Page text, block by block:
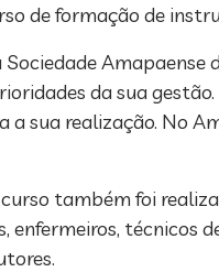
de formação de
Sociedade
da sua
a sua realização. No
curso também foi
enfermeiros, técnicos